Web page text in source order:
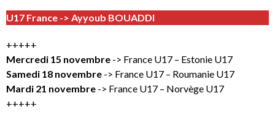
U17 France -> Ayyoub BOUADDI
+++++
Mercredi 15 novembre -> France U17 – Estonie U17
Samedi 18 novembre -> France U17 – Roumanie U17
Mardi 21 novembre -> France U17 – Norvège U17
+++++